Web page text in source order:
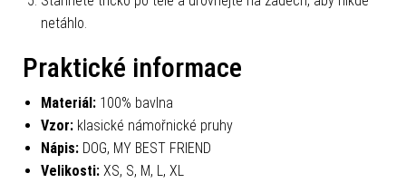
netáhlo.
Praktické informace
Materiál: 100% bavlna
Vzor: klasické námořnické pruhy
Nápis: DOG, MY BEST FRIEND
Velikosti: XS, S, M, L, XL